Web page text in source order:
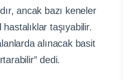
ancak bazı keneler
taşıyabilir.
alınacak basit
dedi.